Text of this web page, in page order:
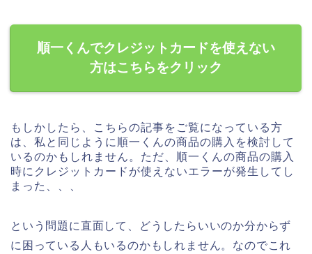
順一くんでクレジットカードを使えない
方はこちらをクリック
もしかしたら、こちらの記事をご覧になっている方
は、私と同じように順一くんの商品の購入を検討して
いるのかもしれません。ただ、順一くんの商品の購入
時にクレジットカードが使えないエラーが発生してし
まった、、、
という問題に直面して、どうしたらいいのか分からず
に困っている人もいるのかもしれません。なのでこれ